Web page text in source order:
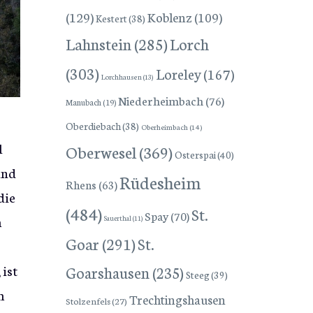
ist
(129)Kestert(38) Koblenz(109)
Lahnstein(285)Lorch
(303) Lorchhausen (13) Loreley(167)
Manubach (19) Niederheimbach (76)
Oberdiebach(38) Oberheimbach (14)
Oberwesel(369)Osterspai(40)
Rhens (63)Rüdesheim
(484) Sauerthal(11) Spay(70)St.
Goar(291)St.
Goarshausen (235) Steeg(39)
Stolzenfels(27) Trechtingshausen